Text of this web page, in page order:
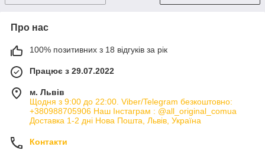
Про нас
100% позитивних з 18 відгуків за рік
Працює з 29.07.2022
м. Львів
Щодня з 9:00 до 22:00. Viber/Telegram безкоштовно:
+380988705906 Наш Інстаграм : @all_original_comua
Доставка 1-2 дні Нова Пошта, Львів, Україна
Контакти